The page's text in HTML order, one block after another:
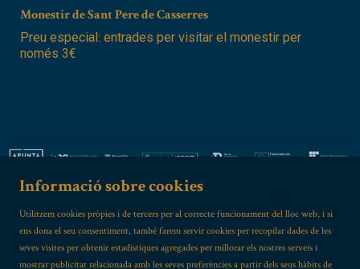
Monestir de Sant Pere de Casserres
Preu especial: entrades per visitar el monestir per
només 3€
Informació sobre cookies
Utilitzem cookies pròpies i de tercers per al correcte funcionament del lloc web, i si
ens dona el seu consentiment, també farem servir cookies per recopilar dades de les
seves visites per obtenir estadístiques agregades per millorar els nostres serveis i
mostrar publicitat relacionada amb les seves preferències a partir dels seus hàbits de